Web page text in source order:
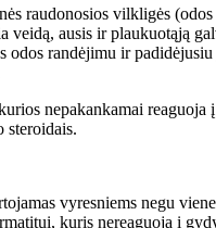
raudonosios vilkligės
veidą, ausis ir plaukuotąją
odos randėjimu ir
nepakankamai reaguoja
steroidais.
vyresniems negu
kuris nereaguoja į